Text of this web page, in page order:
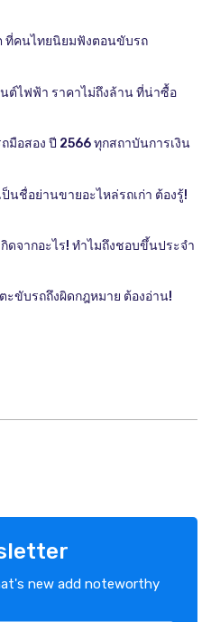
ที่คนไทยนิยมฟังตอนขับรถ
ต์ไฟฟ้า ราคาไม่ถึงล้าน ที่น่าซื้อ
มือสอง ปี 2566 ทุกสถาบันการเงิน
ป็นชื่อย่านขายอะไหล่รถเก่า ต้องรู้!
ดจากอะไร! ทำไมถึงชอบขึ้นประจำ
ะขับรถถึงผิดกฎหมาย ต้องอ่าน!
new add noteworthy